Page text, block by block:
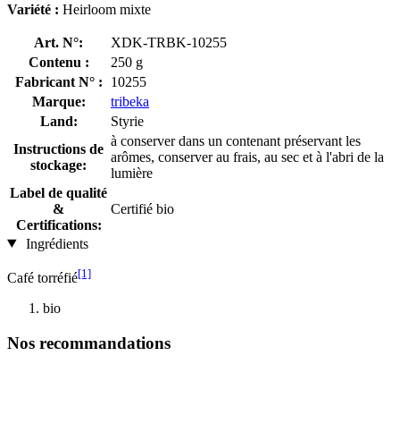
Variété : Heirloom mixte
Art. N°:
XDK-TRBK-10255
Contenu :
250 g
Fabricant N° :
10255
Marque:
tribeka
Land:
Styrie
Instructions de
stockage:
à conserver dans un contenant préservant les
arômes, conserver au frais, au sec et à l'abri de la
lumière
Label de qualité
&
Certifications:
Certifié bio
Ingrédients
Café torréfié[1]
bio
Nos recommandations